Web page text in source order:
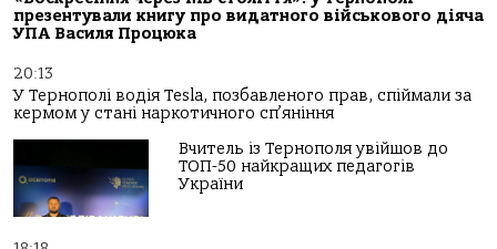
презентували книгу про видатного військового діяча
УПА Василя Процюка
20:13
У Тернополі водія Tesla, позбавленого прав, спіймали за
кермом у стані наркотичного сп’яніння
Вчитель із Тернополя увійшов до
ТОП-50 найкращих педагогів
України